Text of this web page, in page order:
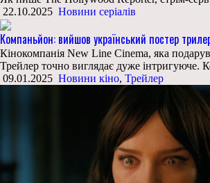
22.10.2025 Новини серіалів
Компаньйон: вийшов український постер
Кінокомпанія New Line Cinema, яка
Трейлер точно виглядає дуже
09.01.2025 Новини кіно, Трейлер